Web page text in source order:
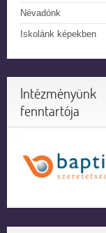
Névadónk
Iskolánk képekben
Intézményünk
fenntartója